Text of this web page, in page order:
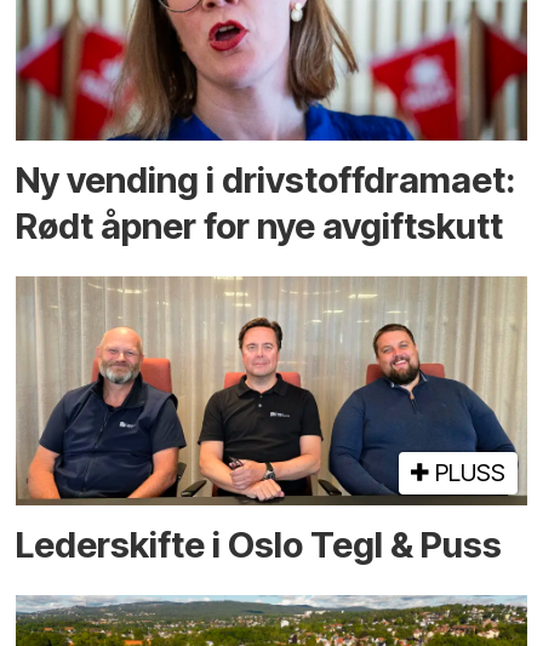
Ny vending i drivstoffdramaet:
Rødt åpner for nye avgiftskutt
PLUSS
Lederskifte i Oslo Tegl & Puss